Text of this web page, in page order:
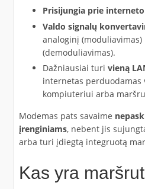
Prisijungia prie
Valdo signalų
analoginį
(demoduliavimas).
Dažniausiai turi vieną
internetas perduodamas
kompiuteriui arba
Modemas pats savaime
įrenginiams, nebent jis
arba turi įdiegtą integruotą
Kas yra